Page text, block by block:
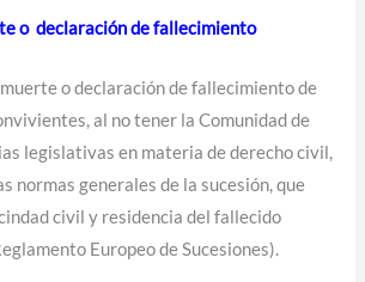
o declaración de fallecimiento
o declaración de fallecimiento de
al no tener la Comunidad de
legislativas en materia de derecho civil,
normas generales de la sucesión, que
civil y residencia del fallecido
Europeo de Sucesiones).